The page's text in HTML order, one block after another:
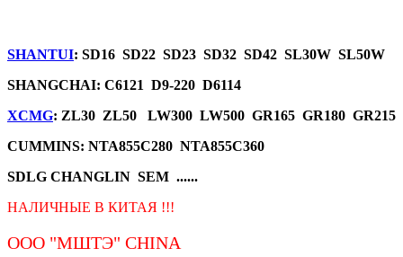
SHANTUI: SD16 SD22 SD23 SD32 SD42 SL30W SL50W
SHANGCHAI: C6121 D9-220 D6114
XCMG: ZL30 ZL50 LW300 LW500 GR165 GR180 GR215
CUMMINS: NTA855C280 NTA855C360
SDLG CHANGLIN SEM ......
НАЛИЧНЫЕ В КИТАЯ !!!
ООО "МШТЭ" CHINA